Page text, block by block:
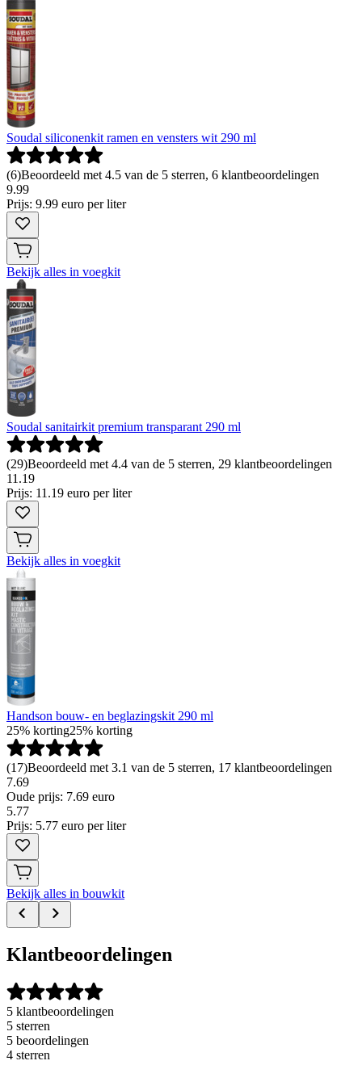
Soudal siliconenkit ramen en vensters wit 290 ml
(6)Beoordeeld met 4.5 van de 5 sterren, 6 klantbeoordelingen
9.99
Prijs: 9.99 euro per liter
Bekijk alles in voegkit
Soudal sanitairkit premium transparant 290 ml
(29)Beoordeeld met 4.4 van de 5 sterren, 29 klantbeoordelingen
11.19
Prijs: 11.19 euro per liter
Bekijk alles in voegkit
Handson bouw- en beglazingskit 290 ml
25% korting25% korting
(17)Beoordeeld met 3.1 van de 5 sterren, 17 klantbeoordelingen
7.69
Oude prijs: 7.69 euro
5.77
Prijs: 5.77 euro per liter
Bekijk alles in bouwkit
Klantbeoordelingen
5 klantbeoordelingen
5 sterren
5 beoordelingen
4 sterren